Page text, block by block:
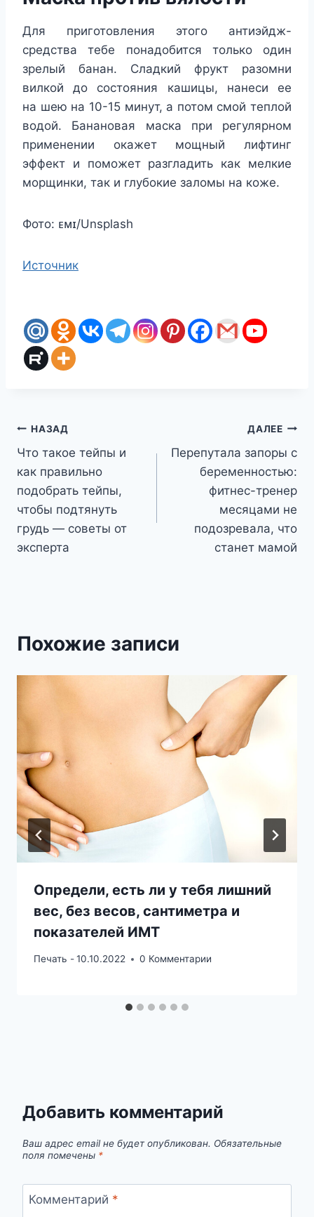
Для приготовления этого антиэйдж-
средства тебе понадобится только один
зрелый банан. Сладкий фрукт разомни
вилкой до состояния кашицы, нанеси ее
на шею на 10-15 минут, а потом смой теплой
водой. Банановая маска при регулярном
применении окажет мощный лифтинг
эффект и поможет разгладить как мелкие
морщинки, так и глубокие заломы на коже.
Фото: ᴇᴍɪ/Unsplash
Источник
Навигация
по
записям
НАЗАД
Что такое тейпы и
как правильно
подобрать тейпы,
чтобы подтянуть
грудь — советы от
эксперта
ДАЛЕЕ
Перепутала запоры с
беременностью:
фитнес-тренер
месяцами не
подозревала, что
станет мамой
Похожие записи
Определи, есть ли у тебя лишний
вес, без весов, сантиметра и
показателей ИМТ
Печать -10.10.2022 0 Комментарии
Добавить комментарий
Ваш адрес email не будет опубликован. Обязательные
поля помечены *
Комментарий *